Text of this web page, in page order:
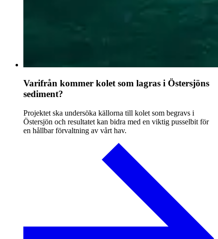
Varifrån kommer kolet som lagras i Östersjöns
sediment?
Projektet ska undersöka källorna till kolet som begravs i
Östersjön och resultatet kan bidra med en viktig pusselbit för
en hållbar förvaltning av vårt hav.